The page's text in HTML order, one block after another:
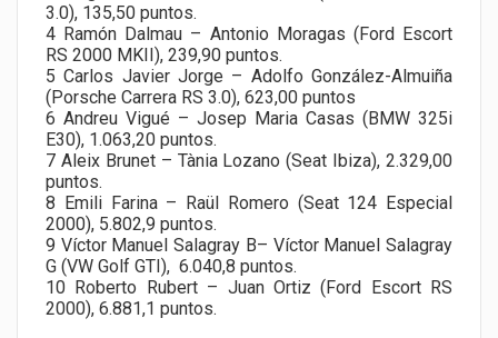
3.0), 135,50 puntos.
4 Ramón Dalmau – Antonio Moragas (Ford Escort
RS 2000 MKII), 239,90 puntos.
5 Carlos Javier Jorge – Adolfo González-Almuiña
(Porsche Carrera RS 3.0), 623,00 puntos
6 Andreu Vigué – Josep Maria Casas (BMW 325i
E30), 1.063,20 puntos.
7 Aleix Brunet – Tània Lozano (Seat Ibiza), 2.329,00
puntos.
8 Emili Farina – Raül Romero (Seat 124 Especial
2000), 5.802,9 puntos.
9 Víctor Manuel Salagray B– Víctor Manuel Salagray
G (VW Golf GTI), 6.040,8 puntos.
10 Roberto Rubert – Juan Ortiz (Ford Escort RS
2000), 6.881,1 puntos.